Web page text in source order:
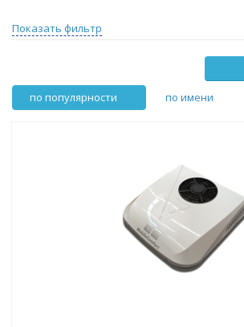
Показать фильтр
по популярности по имени